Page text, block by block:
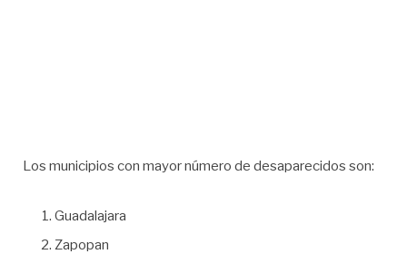
Los municipios con mayor número de desaparecidos son:
Guadalajara
Zapopan